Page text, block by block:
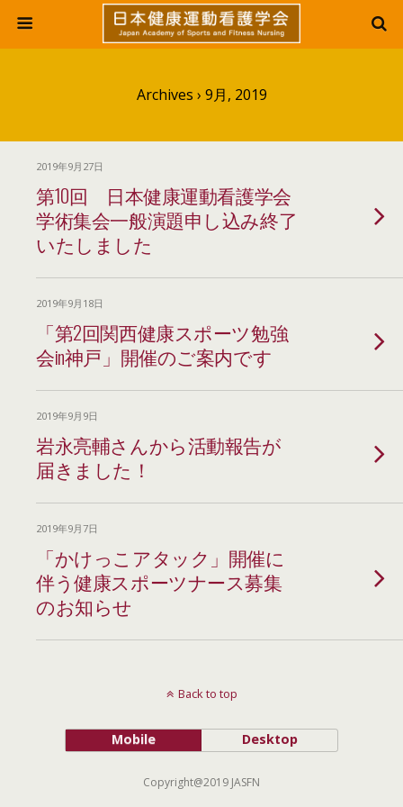
Archives › 9月, 2019
2019年9月27日
第10回 日本健康運動看護学会
学術集会一般演題申し込み終了
いたしました
2019年9月18日
「第2回関西健康スポーツ勉強
会in神戸」開催のご案内です
2019年9月9日
岩永亮輔さんから活動報告が
届きました！
2019年9月7日
「かけっこアタック」開催に
伴う健康スポーツナース募集
のお知らせ
Back to top
Mobile Desktop
Copyright@2019 JASFN